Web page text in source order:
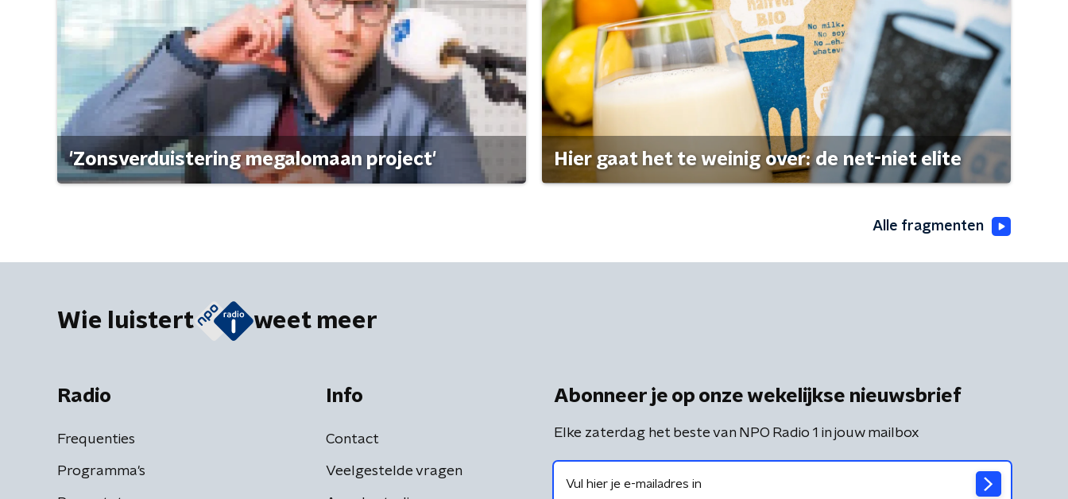
'Zonsverduistering megalomaan project' Hier gaat het te weinig over: de net-niet elite
Alle fragmenten
Wie luistert weet meer
Radio
Frequenties
Programma's
Info
Contact
Veelgestelde vragen
Abonneer je op onze wekelijkse nieuwsbrief
Elke zaterdag het beste van NPO Radio 1 in jouw mailbox